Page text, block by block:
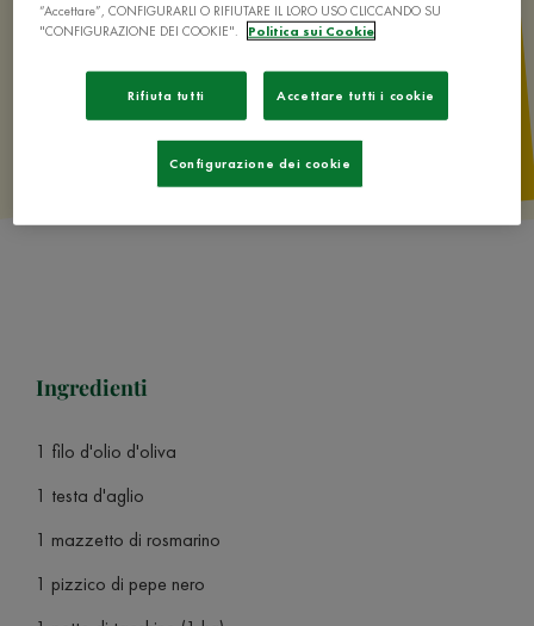
Ingredienti
1 filo d'olio d'oliva
1 testa d'aglio
1 mazzetto di rosmarino
1 pizzico di pepe nero
“Accettare”, CONFIGURARLI O RIFIUTARE IL LORO USO CLICCANDO SU
"CONFIGURAZIONE DEI COOKIE".
Politica sui Cookie
Rifiuta tutti Accettare tutti i cookie
Configurazione dei cookie